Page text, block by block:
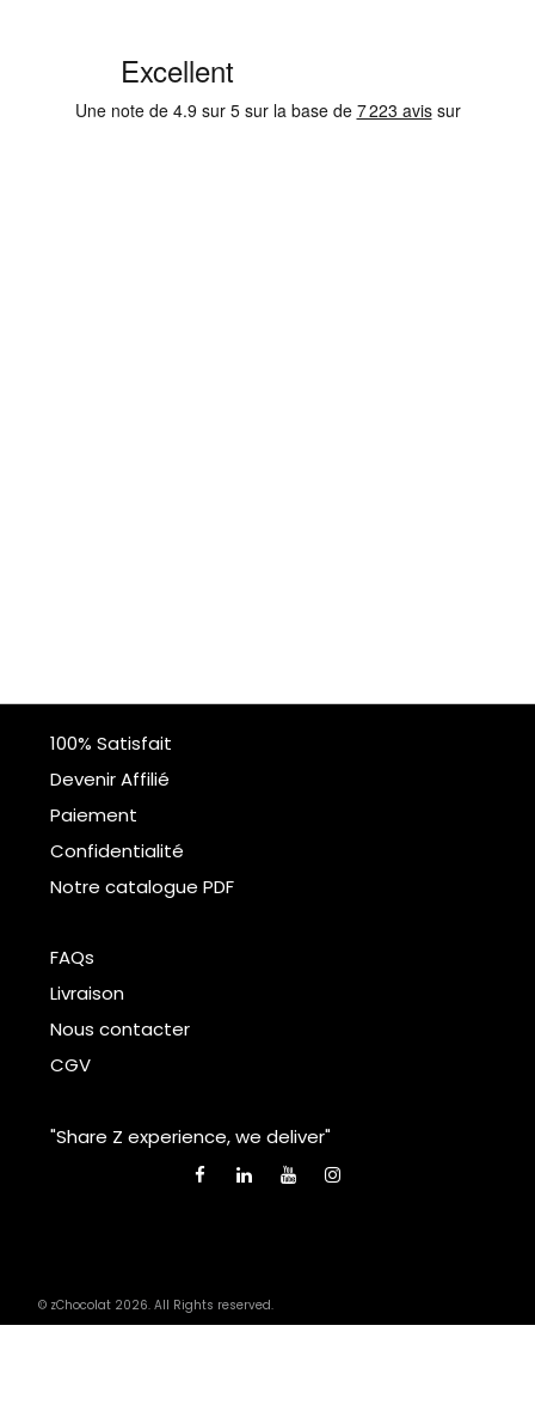
100% Satisfait
Devenir Affilié
Paiement
Confidentialité
Notre catalogue PDF
FAQs
Livraison
Nous contacter
CGV
"Share Z experience, we deliver"
© zChocolat 2026. All Rights reserved.